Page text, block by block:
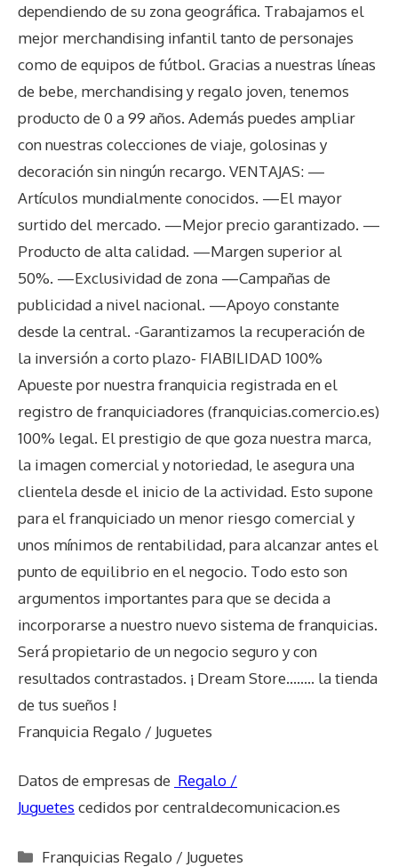
dependiendo de su zona geográfica. Trabajamos el
mejor merchandising infantil tanto de personajes
como de equipos de fútbol. Gracias a nuestras líneas
de bebe, merchandising y regalo joven, tenemos
producto de 0 a 99 años. Además puedes ampliar
con nuestras colecciones de viaje, golosinas y
decoración sin ningún recargo. VENTAJAS: —
Artículos mundialmente conocidos. —El mayor
surtido del mercado. —Mejor precio garantizado. —
Producto de alta calidad. —Margen superior al
50%. —Exclusividad de zona —Campañas de
publicidad a nivel nacional. —Apoyo constante
desde la central. -Garantizamos la recuperación de
la inversión a corto plazo- FIABILIDAD 100%
Apueste por nuestra franquicia registrada en el
registro de franquiciadores (franquicias.comercio.es)
100% legal. El prestigio de que goza nuestra marca,
la imagen comercial y notoriedad, le asegura una
clientela desde el inicio de la actividad. Esto supone
para el franquiciado un menor riesgo comercial y
unos mínimos de rentabilidad, para alcanzar antes el
punto de equilibrio en el negocio. Todo esto son
argumentos importantes para que se decida a
incorporarse a nuestro nuevo sistema de franquicias.
Será propietario de un negocio seguro y con
resultados contrastados. ¡ Dream Store…….. la tienda
de tus sueños !
Franquicia Regalo / Juguetes
Datos de empresas de Regalo /
Juguetes cedidos por centraldecomunicacion.es
Categorías
Franquicias Regalo / Juguetes